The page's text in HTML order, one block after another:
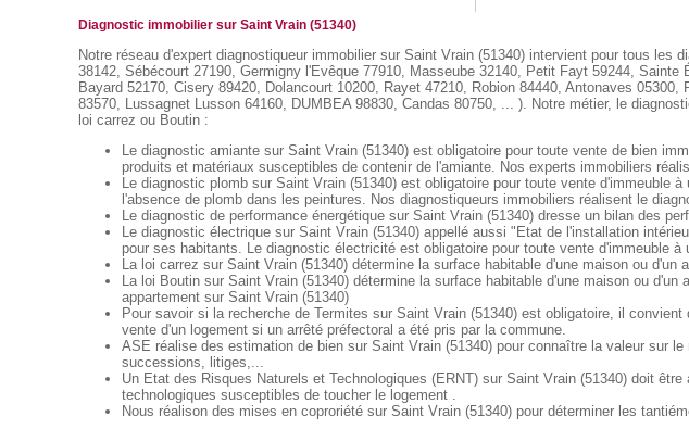
Diagnostic immobilier sur Saint Vrain (51340)
Notre réseau d'expert diagnostiqueur immobilier sur Saint Vrain (51340) intervient pour tous
38142, Sébécourt 27190, Germigny l'Evêque 77910, Masseube 32140, Petit Fayt 59244,
Bayard 52170, Cisery 89420, Dolancourt 10200, Rayet 47210, Robion 84440, Antonaves
83570, Lussagnet Lusson 64160, DUMBEA 98830, Candas 80750, ... ). Notre métier, le
loi carrez ou Boutin :
Le diagnostic amiante sur Saint Vrain (51340) est obligatoire pour toute vente de bien
produits et matériaux susceptibles de contenir de l'amiante. Nos experts immobiliers
Le diagnostic plomb sur Saint Vrain (51340) est obligatoire pour toute vente
l'absence de plomb dans les peintures. Nos diagnostiqueurs immobiliers réalisent le
Le diagnostic de performance énergétique sur Saint Vrain (51340) dresse un bilan des
Le diagnostic électrique sur Saint Vrain (51340) appellé aussi "Etat de l'installation
pour ses habitants. Le diagnostic électricité est obligatoire pour toute vente d'immeuble
La loi carrez sur Saint Vrain (51340) détermine la surface habitable d'une maison ou
La loi Boutin sur Saint Vrain (51340) détermine la surface habitable d'une maison ou
appartement sur Saint Vrain (51340)
Pour savoir si la recherche de Termites sur Saint Vrain (51340) est obligatoire, il
vente d'un logement si un arrêté préfectoral a été pris par la commune.
ASE réalise des estimation de bien sur Saint Vrain (51340) pour connaître la valeur sur
successions, litiges,...
Un Etat des Risques Naturels et Technologiques (ERNT) sur Saint Vrain (51340) doit
technologiques susceptibles de toucher le logement .
Nous réalison des mises en coproriété sur Saint Vrain (51340) pour déterminer les